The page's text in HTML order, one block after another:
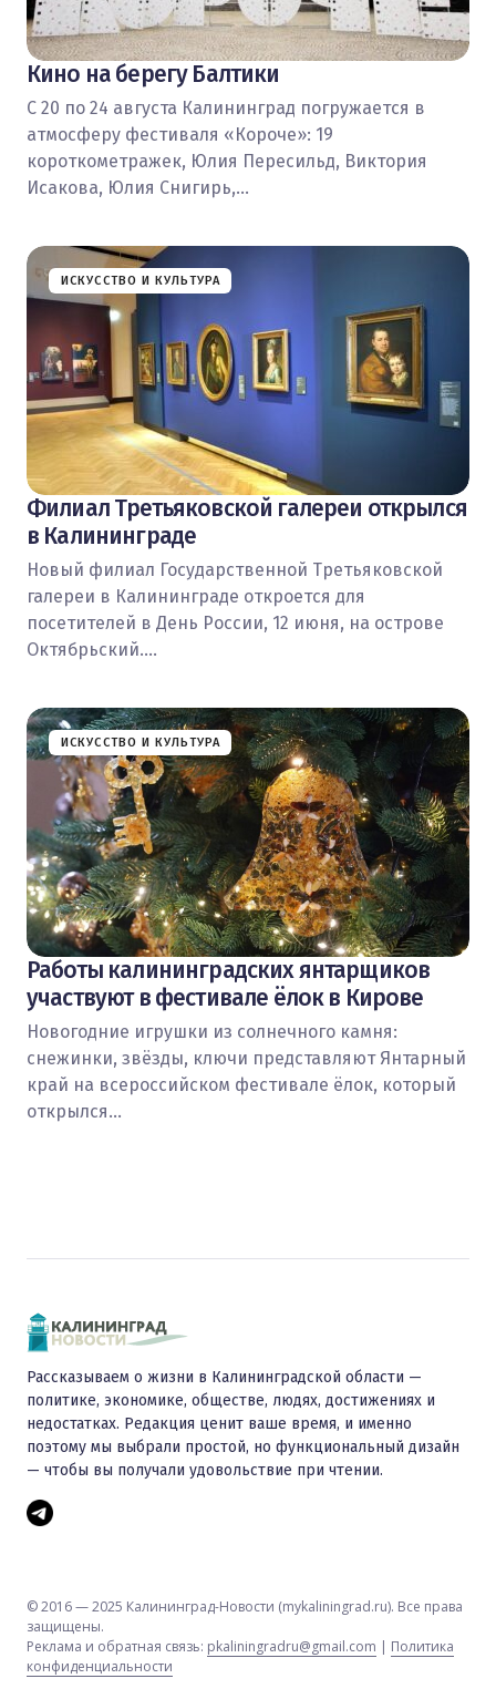
Кино на берегу Балтики
С 20 по 24 августа Калининград погружается в
атмосферу фестиваля «Короче»: 19
короткометражек, Юлия Пересильд, Виктория
Исакова, Юлия Снигирь,…
ИСКУССТВО И КУЛЬТУРА
Филиал Третьяковской галереи открылся
в Калининграде
Новый филиал Государственной Третьяковской
галереи в Калининграде откроется для
посетителей в День России, 12 июня, на острове
Октябрьский.…
ИСКУССТВО И КУЛЬТУРА
Работы калининградских янтарщиков
участвуют в фестивале ёлок в Кирове
Новогодние игрушки из солнечного камня:
снежинки, звёзды, ключи представляют Янтарный
край на всероссийском фестивале ёлок, который
открылся…
Рассказываем о жизни в Калининградской области —
политике, экономике, обществе, людях, достижениях и
недостатках. Редакция ценит ваше время, и именно
поэтому мы выбрали простой, но функциональный дизайн
— чтобы вы получали удовольствие при чтении.
© 2016 — 2025 Калининград-Новости (mykaliningrad.ru). Все права
защищены.
Реклама и обратная связь: pkaliningradru@gmail.com | Политика
конфиденциальности